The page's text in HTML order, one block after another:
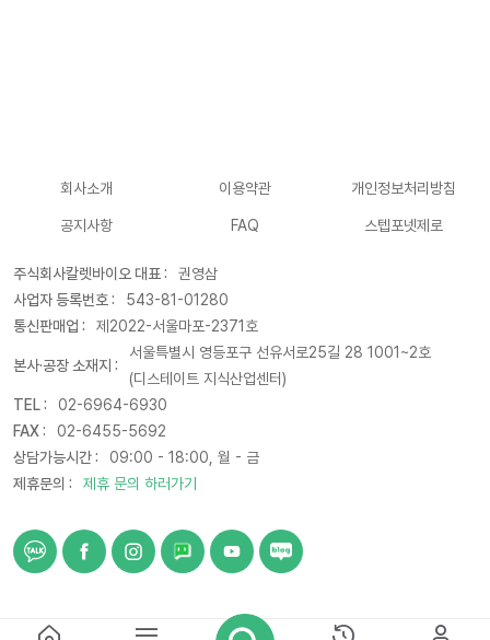
회사소개 이용약관 개인정보처리방침
공지사항 FAQ 스텝포넷제로
주식회사칼렛바이오 대표 :
권영삼
사업자 등록번호 :
543-81-01280
통신판매업 :
제2022-서울마포-2371호
본사·공장 소재지 :
서울특별시 영등포구 선유서로25길 28 1001~2호
(디스테이트 지식산업센터)
TEL :
02-6964-6930
FAX :
02-6455-5692
상담가능시간 :
09:00 - 18:00, 월 - 금
제휴문의 :
제휴 문의 하러가기